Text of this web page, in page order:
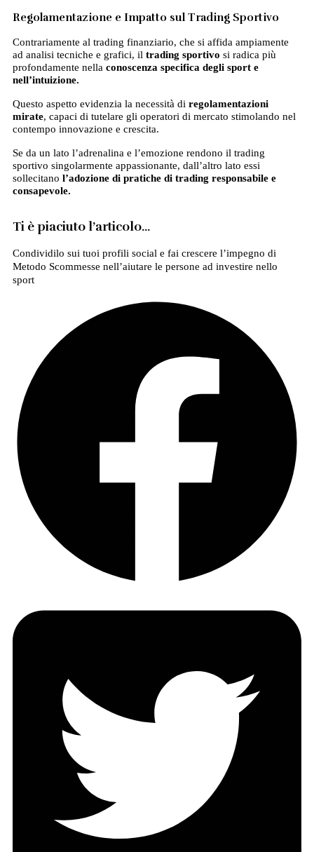
Regolamentazione e Impatto sul Trading Sportivo
Contrariamente al trading finanziario, che si affida ampiamente
ad analisi tecniche e grafici, il trading sportivo si radica più
profondamente nella conoscenza specifica degli sport e
nell’intuizione.
Questo aspetto evidenzia la necessità di regolamentazioni
mirate, capaci di tutelare gli operatori di mercato stimolando nel
contempo innovazione e crescita.
Se da un lato l’adrenalina e l’emozione rendono il trading
sportivo singolarmente appassionante, dall’altro lato essi
sollecitano l’adozione di pratiche di trading responsabile e
consapevole.
Ti è piaciuto l’articolo…
Condividilo sui tuoi profili social e fai crescere l’impegno di
Metodo Scommesse nell’aiutare le persone ad investire nello
sport